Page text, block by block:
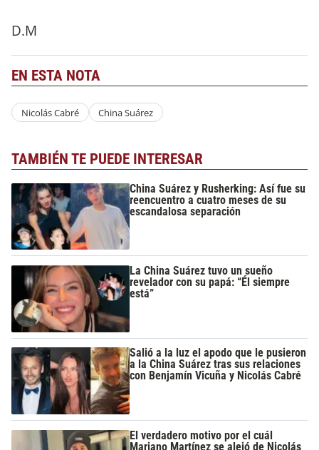
D.M
EN ESTA NOTA
Nicolás Cabré China Suárez
TAMBIÉN TE PUEDE INTERESAR
China Suárez y Rusherking: Así fue su
reencuentro a cuatro meses de su
escandalosa separación
La China Suárez tuvo un sueño
revelador con su papá: “Él siempre
está”
Salió a la luz el apodo que le pusieron
a la China Suárez tras sus relaciones
con Benjamín Vicuña y Nicolás Cabré
El verdadero motivo por el cuál
Mariano Martínez se alejó de Nicolás